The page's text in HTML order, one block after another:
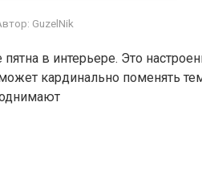
GuzelNik
в интерьере. Это
кардинально поменять